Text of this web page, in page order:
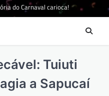
do Carnaval carioca!
Tuiuti
a Sapucaí